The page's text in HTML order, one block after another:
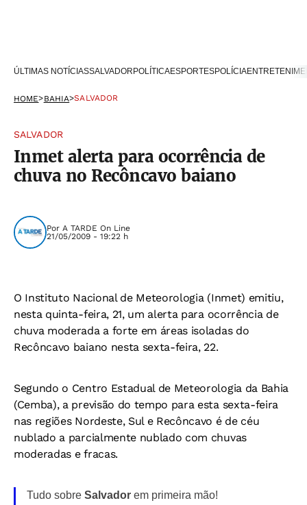
ÚLTIMAS NOTÍCIASSALVADOR POLÍTICAESPORTESPOLÍCIA
HOME>BAHIA>SALVADOR
SALVADOR
Inmet alerta para ocorrência de
chuva no Recôncavo baiano
Por A TARDE On Line
21/05/2009 - 19:22 h
O Instituto Nacional de Meteorologia (Inmet) emitiu,
nesta quinta-feira, 21, um alerta para ocorrência de
chuva moderada a forte em áreas isoladas do
Recôncavo baiano nesta sexta-feira, 22.
Segundo o Centro Estadual de Meteorologia da Bahia
(Cemba), a previsão do tempo para esta sexta-feira
nas regiões Nordeste, Sul e Recôncavo é de céu
nublado a parcialmente nublado com chuvas
moderadas e fracas.
Tudo sobre Salvador em primeira mão!